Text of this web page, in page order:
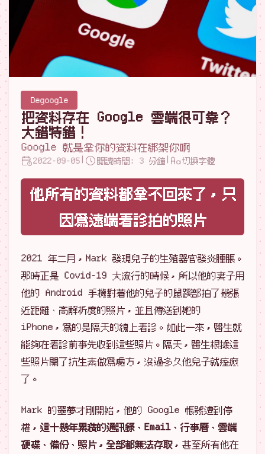
Degoogle
把資料存在 Google 雲端很可靠？
大錯特錯！
Google 就是拿你的資料在綁架你啊
2022-09-05 | 閱讀時間: 3 分鐘 | 切換字體
他所有的資料都拿不回來了，只
因爲遠端看診拍的照片
2021 年二月，Mark 發現兒子的生殖器官發炎腫脹。
那時正是 Covid-19 大流行的時候，所以他的妻子用
他的 Android 手機對著他的兒子的鼠蹊部拍了幾張
近距離、高解析度的照片，並且傳送到她的
iPhone，爲的是隔天的線上看診。如此一來，醫生就
能夠在看診前事先收到這些照片。隔天，醫生根據這
些照片開了抗生素做爲處方，沒過多久他兒子就痊癒
了。
Mark 的噩夢才剛開始，他的 Google 帳號遭到停
權， 這十幾年累積的通訊錄、Email、行事曆、雲端
硬碟、備份、照片，全部都無法存取，甚至所有他在